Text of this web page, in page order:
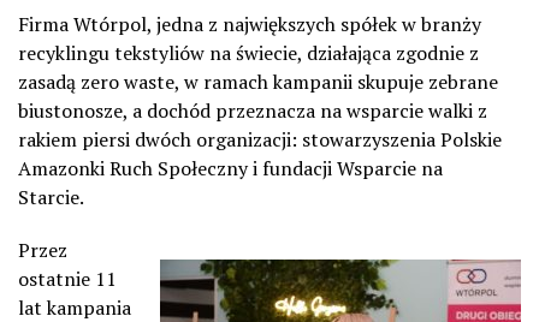
Firma Wtórpol, jedna z największych spółek w branży
recyklingu tekstyliów na świecie, działająca zgodnie z
zasadą zero waste, w ramach kampanii skupuje zebrane
biustonosze, a dochód przeznacza na wsparcie walki z
rakiem piersi dwóch organizacji: stowarzyszenia Polskie
Amazonki Ruch Społeczny i fundacji Wsparcie na
Starcie.
Przez
ostatnie 11
lat kampania